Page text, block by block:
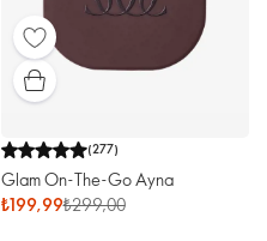
(277)
Glam On-The-Go Ayna
₺199,99₺299,00